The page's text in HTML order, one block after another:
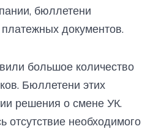
бюллетени
документов.
большое количество
Бюллетени этих
решения о смене УК.
отсутствие необходимого